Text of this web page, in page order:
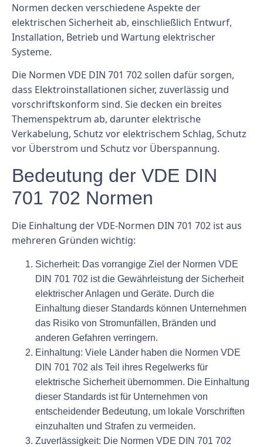
Normen decken verschiedene Aspekte der
elektrischen Sicherheit ab, einschließlich Entwurf,
Installation, Betrieb und Wartung elektrischer
Systeme.
Die Normen VDE DIN 701 702 sollen dafür sorgen,
dass Elektroinstallationen sicher, zuverlässig und
vorschriftskonform sind. Sie decken ein breites
Themenspektrum ab, darunter elektrische
Verkabelung, Schutz vor elektrischem Schlag, Schutz
vor Überstrom und Schutz vor Überspannung.
Bedeutung der VDE DIN
701 702 Normen
Die Einhaltung der VDE-Normen DIN 701 702 ist aus
mehreren Gründen wichtig:
Sicherheit: Das vorrangige Ziel der Normen VDE
DIN 701 702 ist die Gewährleistung der Sicherheit
elektrischer Anlagen und Geräte. Durch die
Einhaltung dieser Standards können Unternehmen
das Risiko von Stromunfällen, Bränden und
anderen Gefahren verringern.
Einhaltung: Viele Länder haben die Normen VDE
DIN 701 702 als Teil ihres Regelwerks für
elektrische Sicherheit übernommen. Die Einhaltung
dieser Standards ist für Unternehmen von
entscheidender Bedeutung, um lokale Vorschriften
einzuhalten und Strafen zu vermeiden.
Zuverlässigkeit: Die Normen VDE DIN 701 702